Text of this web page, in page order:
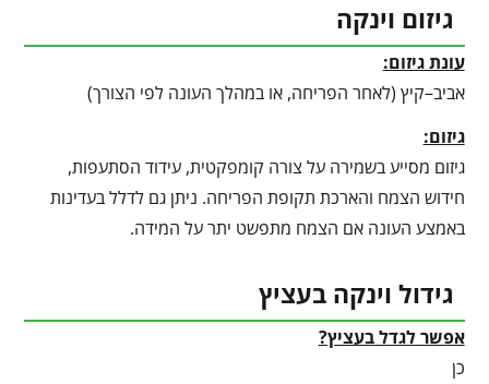
גיזום וינקה
עונת גיזום:
אביב–קיץ (לאחר הפריחה, או במהלך העונה לפי הצורך)
גיזום:
גיזום מסייע בשמירה על צורה קומפקטית, עידוד הסתעפות,
חידוש הצמח והארכת תקופת הפריחה. ניתן גם לדלל בעדינות
באמצע העונה אם הצמח מתפשט יתר על המידה.
גידול וינקה בעציץ
אפשר לגדל בעציץ?
כן